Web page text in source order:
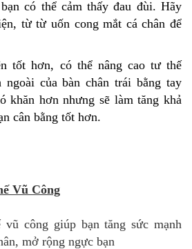
có thể cảm thấy đau đùi. Hãy
từ từ uốn cong mắt cá chân để
tốt hơn, có thể nâng cao tư thế
ngoài của bàn chân trái bằng tay
khăn hơn nhưng sẽ làm tăng khả
cân bằng tốt hơn.
Vũ Công
công giúp bạn tăng sức mạnh
mở rộng ngực bạn